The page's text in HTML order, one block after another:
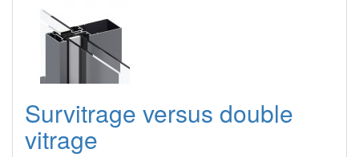
Survitrage versus double
vitrage